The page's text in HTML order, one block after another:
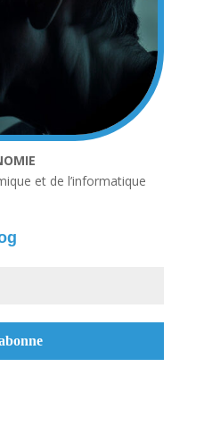
et de l’informatique